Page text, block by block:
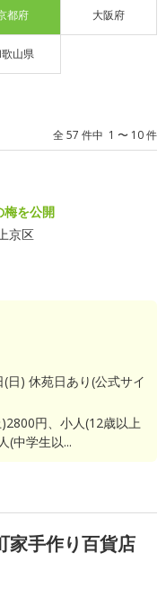
都府 大阪府
山県
全 57 件中 1 〜 10 件
梅を公開
京区
日) 休苑日あり(公式サイ
円、小人(12歳以上
中学生以...
家手作り百貨店